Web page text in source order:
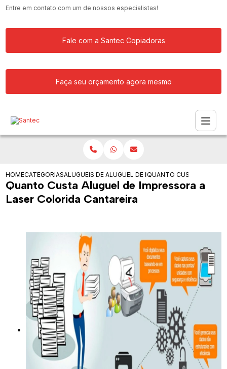
Entre em contato com um de nossos especialistas!
Fale com a Santec Copiadoras
Faça seu orçamento agora mesmo
HOMECATEGORIASALUGUEIS DE IMPRESSORAS
ALUGUEL DE IMPRESSORA LASER
QUANTO CUSTA
Quanto Custa Aluguel de Impressora a
Laser Colorida Cantareira